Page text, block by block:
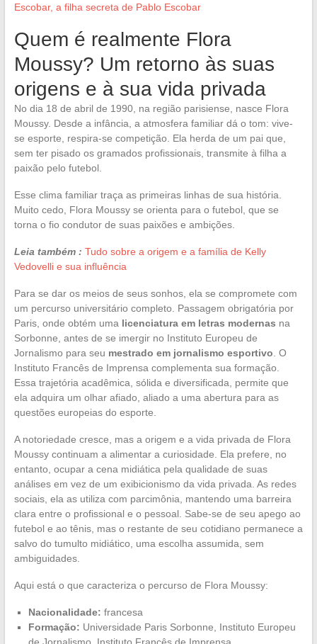
Escobar, a filha secreta de Pablo Escobar
Quem é realmente Flora
Moussy? Um retorno às suas
origens e à sua vida privada
No dia 18 de abril de 1990, na região parisiense, nasce Flora
Moussy. Desde a infância, a atmosfera familiar dá o tom: vive-
se esporte, respira-se competição. Ela herda de um pai que,
sem ter pisado os gramados profissionais, transmite à filha a
paixão pelo futebol.
Esse clima familiar traça as primeiras linhas de sua história.
Muito cedo, Flora Moussy se orienta para o futebol, que se
torna o fio condutor de suas paixões e ambições.
Leia também : Tudo sobre a origem e a família de Kelly
Vedovelli e sua influência
Para se dar os meios de seus sonhos, ela se compromete com
um percurso universitário completo. Passagem obrigatória por
Paris, onde obtém uma licenciatura em letras modernas na
Sorbonne, antes de se imergir no Instituto Europeu de
Jornalismo para seu mestrado em jornalismo esportivo . O
Instituto Francês de Imprensa complementa sua formação.
Essa trajetória acadêmica, sólida e diversificada, permite que
ela adquira um olhar afiado, aliado a uma abertura para as
questões europeias do esporte.
A notoriedade cresce, mas a origem e a vida privada de Flora
Moussy continuam a alimentar a curiosidade. Ela prefere, no
entanto, ocupar a cena midiática pela qualidade de suas
análises em vez de um exibicionismo da vida privada. As redes
sociais, ela as utiliza com parcimônia, mantendo uma barreira
clara entre o profissional e o pessoal. Sabe-se de seu apego ao
futebol e ao tênis, mas o restante de seu cotidiano permanece a
salvo do tumulto midiático, uma escolha assumida, sem
ambiguidades.
Aqui está o que caracteriza o percurso de Flora Moussy:
Nacionalidade: francesa
Formação: Universidade Paris Sorbonne, Instituto Europeu